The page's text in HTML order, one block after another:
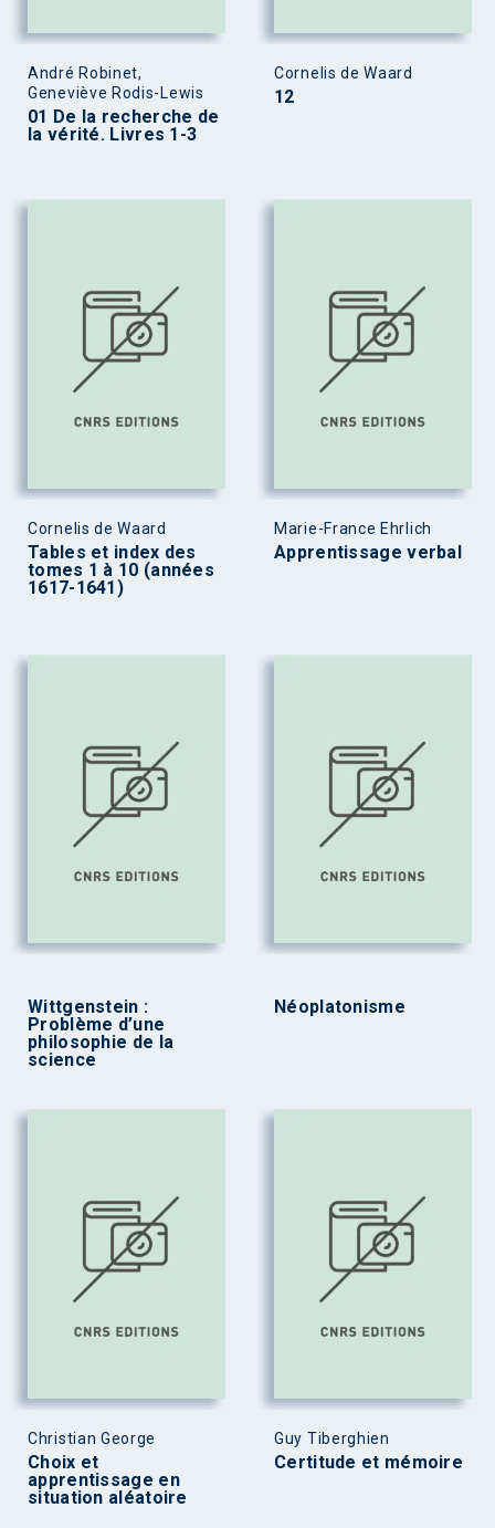
André Robinet,
Geneviève Rodis-Lewis
01 De la recherche de
la vérité. Livres 1-3
Cornelis de Waard
12
Cornelis de Waard
Tables et index des
tomes 1 à 10 (années
1617-1641)
Marie-France Ehrlich
Apprentissage verbal
Wittgenstein :
Problème d’une
philosophie de la
science
Néoplatonisme
Christian George
Choix et
apprentissage en
situation aléatoire
Guy Tiberghien
Certitude et mémoire